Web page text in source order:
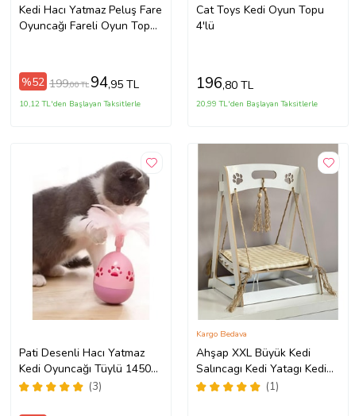
Kedi Hacı Yatmaz Peluş Fare
Oyuncağı Fareli Oyun Topu
%52 199,00 TL 94,95 TL
10,12 TL'den Başlayan Taksitlerle
Cat Toys Kedi Oyun Topu
4'lü
196,80 TL
20,99 TL'den Başlayan Taksitlerle
Pati Desenli Hacı Yatmaz
Kedi Oyuncağı Tüylü 1450
(Pembe)
(3)
Ahşap XXL Büyük Kedi
Salıncagı Kedi Yatagı Kedi
Evi Minder Dahil 8 Mm Mdf
(1)
Kargo Bedava